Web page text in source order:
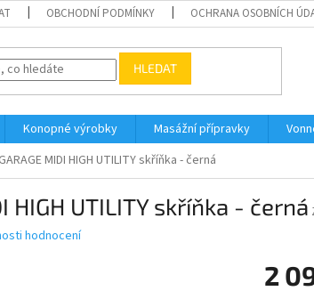
OBCHODNÍ PODMÍNKY OCHRANA OSOBNÍCH
HLEDAT
Konopné výrobky Masážní přípravky
GARAGE MIDI HIGH UTILITY skříňka - černá
HIGH UTILITY skříňka - černá
hodnocení
2